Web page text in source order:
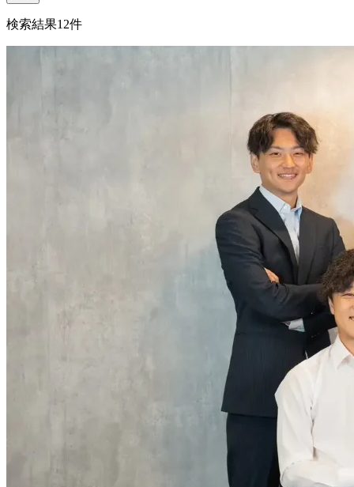
検索結果12件